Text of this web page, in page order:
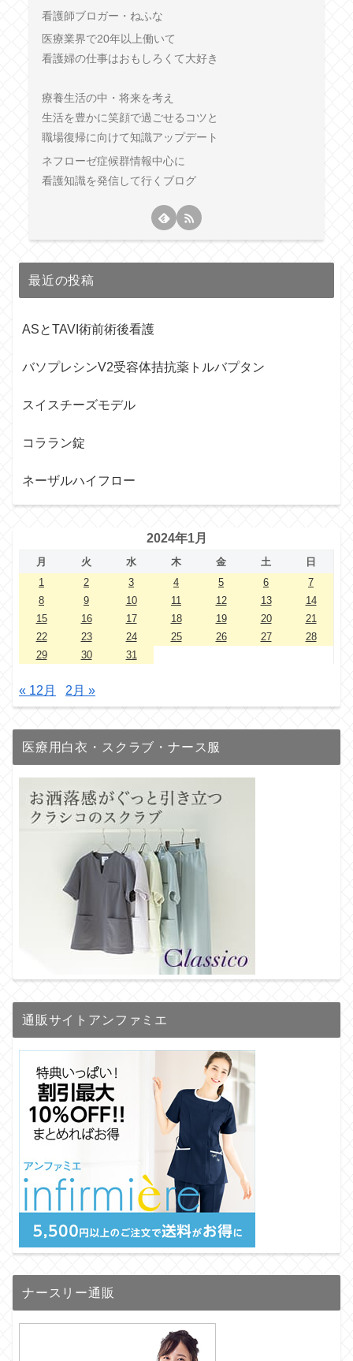
看護師ブロガー・ねふな
医療業界で20年以上働いて
看護婦の仕事はおもしろくて大好き
療養生活の中・将来を考え
生活を豊かに笑顔で過ごせるコツと
職場復帰に向けて知識アップデート
ネフローゼ症候群情報中心に
看護知識を発信して行くブログ
最近の投稿
ASとTAVI術前術後看護
バソプレシンV2受容体拮抗薬トルバプタン
スイスチーズモデル
コララン錠
ネーザルハイフロー
2024年1月
月 火 水 木 金 土
日
1
2 3 4 5 6
7
8
9 10 11 12 13
14
15
16 17 18 19 20
21
22
23 24 25 26 27
28
29
30 31
« 12月 2月 »
医療用白衣・スクラブ・ナース服
通販サイトアンファミエ
ナースリー通販